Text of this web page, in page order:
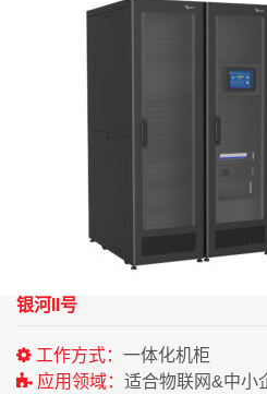
银河II号
工作方式： 一体化机柜
应用领域： 适合物联网&中小